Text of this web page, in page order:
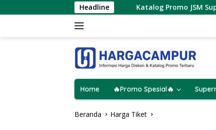
ke
Headline
Katalog Promo JSM Superindo Terbaru
Home 🔥Promo Spesial🔥
Beranda Harga Tiket